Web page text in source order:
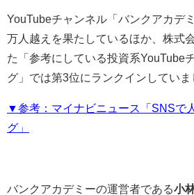
YouTubeチャンネル「バンクアカデ
万人越えを果たしているほか、株式
た「参考にしている投資系YouTube
グ」では第3位にランクインしていま
▼参考：マイナビニュース「SNSで
グ」
バンクアカデミーの運営者である小